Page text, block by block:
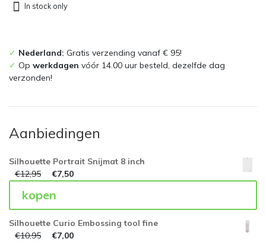
In stock only
✓ Nederland: Gratis verzending vanaf € 95!
✓ Op werkdagen vóór 14.00 uur besteld, dezelfde dag
verzonden!
Aanbiedingen
Silhouette Portrait Snijmat 8 inch
€12,95 €7,50
kopen
Silhouette Curio Embossing tool fine
€10,95 €7,00